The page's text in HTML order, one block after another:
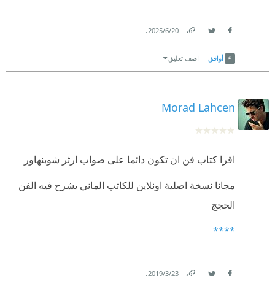
20‏/6‏/2025
.
أوافق اضف تعليق
Morad Lahcen
اقرا كتاب فن ان تكون دائما على صواب ارثر شوبنهاور
مجانا نسخة اصلية اونلاين للكاتب الماني يشرح فيه الفن
الحجج
****
23‏/3‏/2019
.